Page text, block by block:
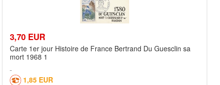
3,70 EUR
Carte 1er jour Histoire de France Bertrand Du Guesclin sa
mort 1968 1
1,85 EUR